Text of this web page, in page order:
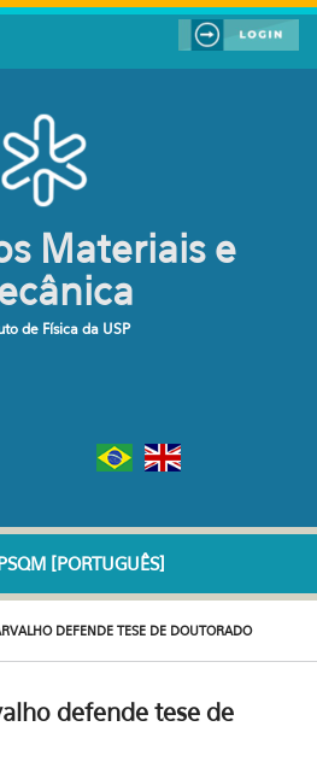
Materiais e
de Física da USP
[PORTUGUÊS]
DEFENDE TESE DE DOUTORADO
defende tese de